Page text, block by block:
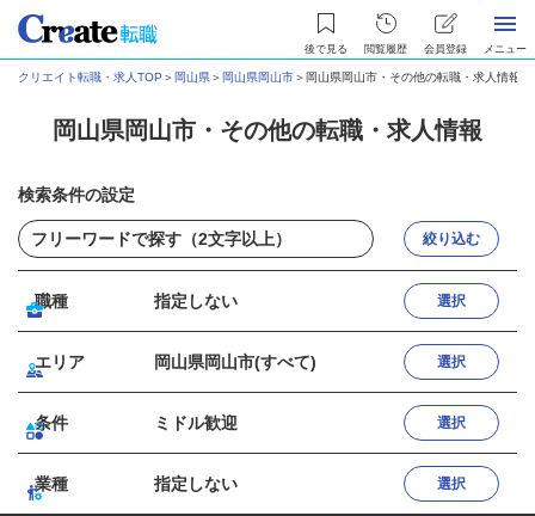
後で見る 閲覧履歴 会員登録 メニュー
クリエイト転職・求人TOP ＞ 岡山県＞ 岡山県岡山市＞ 岡山県岡山市・その他の転職・求人情報
岡山県岡山市・その他の転職・求人情報
検索条件の設定
絞り込む
職種 指定しない 選択
エリア 岡山県岡山市(すべて) 選択
条件 ミドル歓迎 選択
業種 指定しない 選択